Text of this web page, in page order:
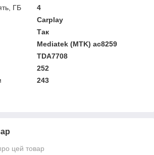
ГБ
4
Carplay
Так
Mediatek (MTK) ac8259
TDA7708
252
243
цей товар